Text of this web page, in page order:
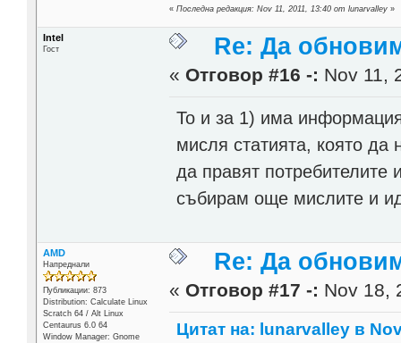
«Последна редакция: Nov 11, 2011, 13:40 от lunarvalley »
Intel
Гост Re: Да
« Отговор #16 -: Nov 11,
То и за 1) има
мисля статията, която да
да правят
събирам още мислите и
AMD
Напреднали
Публикации: 873
Distribution: Calculate Linux
Scratch 64 / Alt Linux
Centaurus 6.0 64
Window Manager: Gnome
Re: Да
« Отговор #17 -: Nov 18,
Цитат на: lunarvalley в